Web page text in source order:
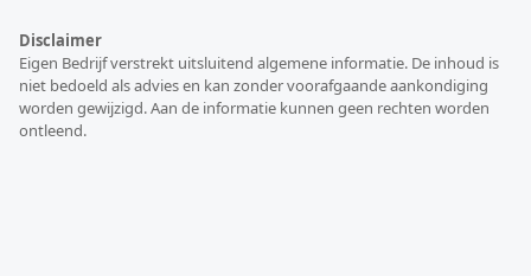
Disclaimer
Eigen Bedrijf verstrekt uitsluitend algemene informatie. De inhoud is
niet bedoeld als advies en kan zonder voorafgaande aankondiging
worden gewijzigd. Aan de informatie kunnen geen rechten worden
ontleend.